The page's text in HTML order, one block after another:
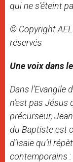
qui ne s’éteint
© Copyright
réservés
Une voix dans
Dans l’Evangile
n’est pas
précurseur,
du Baptiste est
d’Isaïe qu’il
contemporains :